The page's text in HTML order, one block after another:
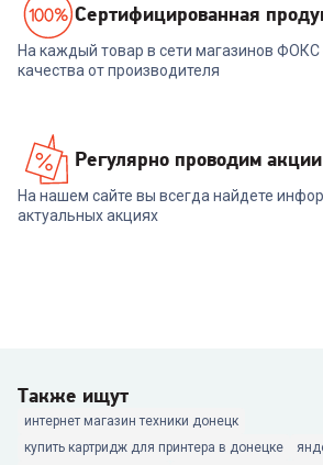
Cертифицированная
На каждый товар в сети магазинов ФОКС
качества от производителя
Регулярно проводим акции
На нашем сайте вы всегда найдете
актуальных акциях
Также ищут
интернет магазин техники донецк
купить картридж для принтера в донецке